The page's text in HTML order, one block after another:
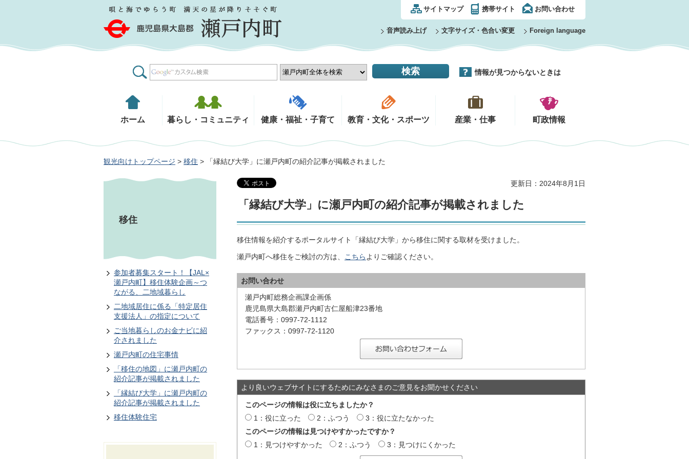
鹿児島県大島郡 瀬戸内町 サイトマップ 携帯サイト お問い合わせ
音声読み上げ 文字サイズ・色合い変更 Foreign language
情報が見つからないときは
ホーム 暮らし・コミュニティ 健康・福祉・子育て 教育・文化・スポーツ 産業・仕事 町政情報
観光向けトップページ > 移住 > 「縁結び大学」に瀬戸内町の紹介記事が掲載されました
移住
参加者募集スタート！【JAL×
瀬戸内町】移住体験企画～つ
ながる、二地域暮らし
二地域居住に係る「特定居住
支援法人」の指定について
ご当地暮らしのお金ナビに紹
介されました
瀬戸内町の住宅事情
「移住の地図」に瀬戸内町の
紹介記事が掲載されました
「縁結び大学」に瀬戸内町の
紹介記事が掲載されました
移住体験住宅
更新日：2024年8月1日
「縁結び大学」に瀬戸内町の紹介記事が掲載されました
移住情報を紹介するポータルサイト「縁結び大学」から移住に関する取材を受けました。
瀬戸内町へ移住をご検討の方は、 こちら よりご確認ください。
お問い合わせ
瀬戸内町総務企画課企画係
鹿児島県大島郡瀬戸内町古仁屋船津23番地
電話番号：0997-72-1112
ファックス：0997-72-1120
より良いウェブサイトにするためにみなさまのご意見をお聞かせください
このページの情報は役に立ちましたか？
1：役に立った
2：ふつう
3：役に立たなかった
このページの情報は見つけやすかったですか？
1：見つけやすかった
2：ふつう 3：見つけにくかった